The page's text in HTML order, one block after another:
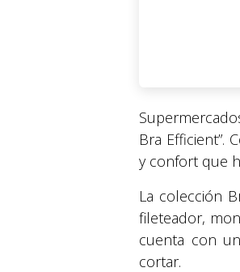
Bra Efficient”.
y confort que
La colección
fileteador,
cuenta con
cortar.